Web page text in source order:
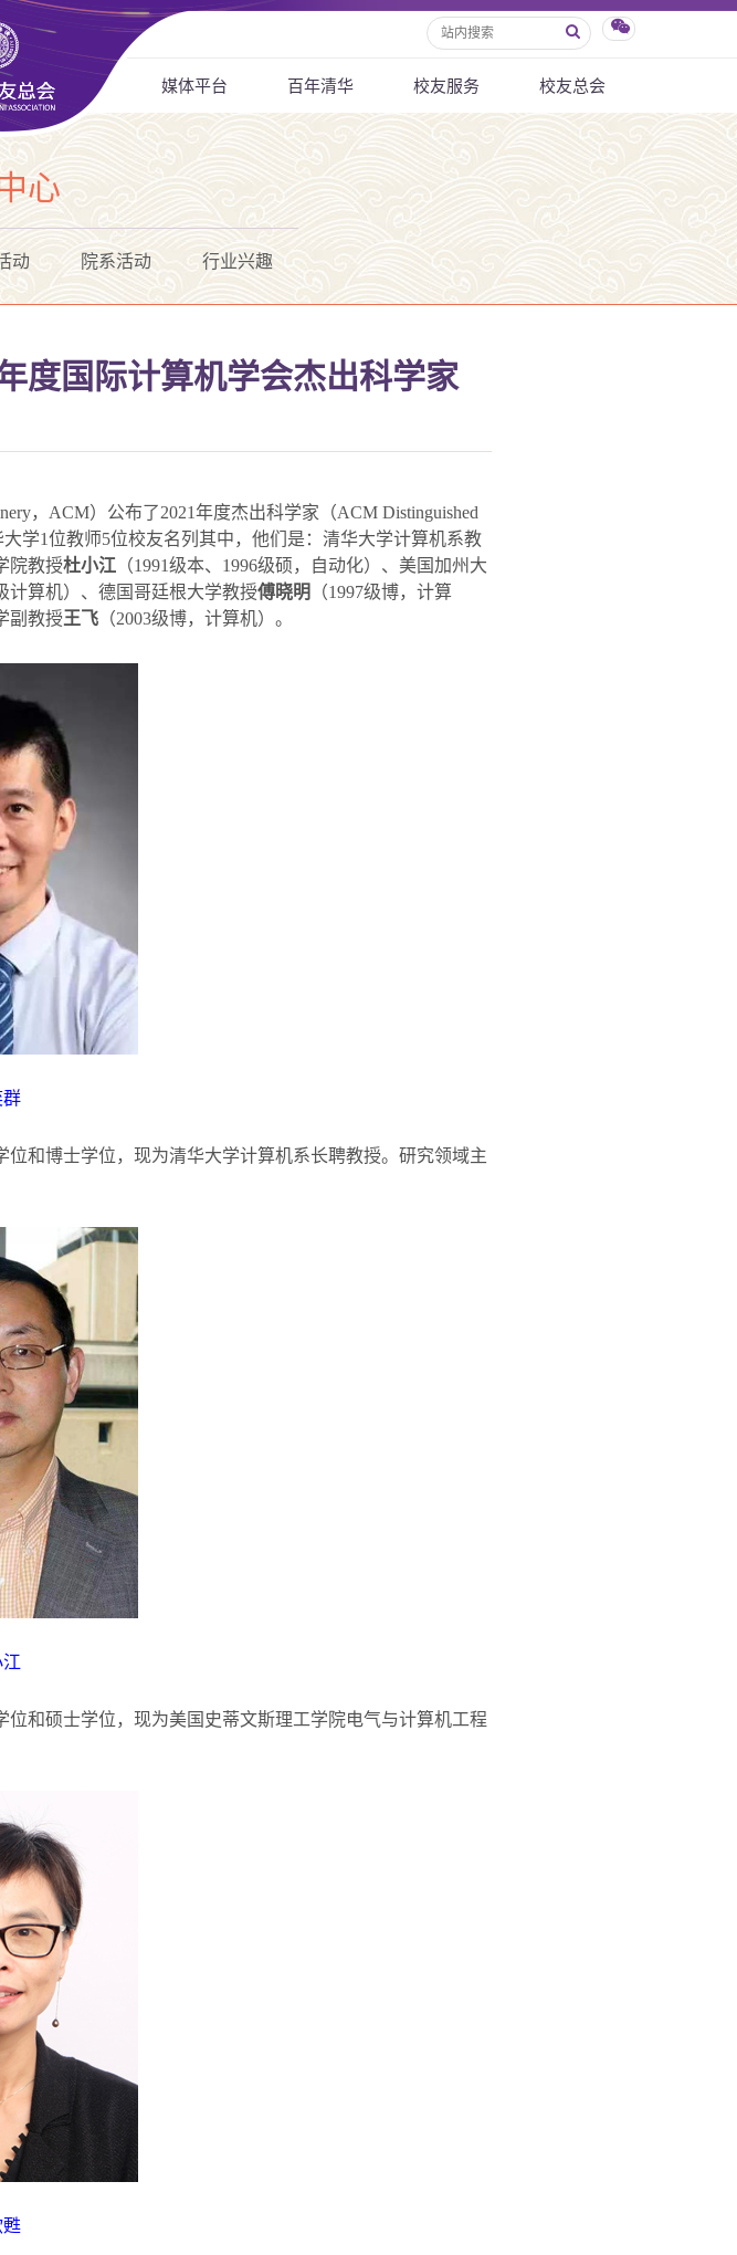
媒体平台 百年清华 校友服务 校友总会
心
动 院系活动 行业兴趣
度国际计算机学会杰出科学家
， ACM）公布了2021年度杰出科学家（ACM Distinguished
大学1位教师5位校友名列其中，他们是：清华大学计算机系教
院教授杜小江 （1991级本、 1996级硕，自动化）、美国加州大
计算机）、德国哥廷根大学教授傅晓明 （1997级博，计算
副教授王飞 （2003级博，计算机）。
群
和博士学位，现为清华大学计算机系长聘教授。研究领域主
和硕士学位，现为美国史蒂文斯理工学院电气与计算机工程
甦